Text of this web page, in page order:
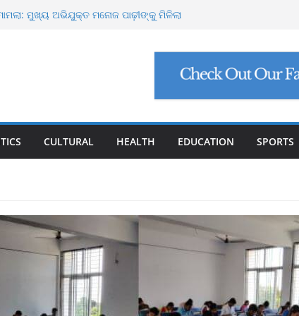
ମାଗିଲେ ଉନ୍ନୟନ କମିଶନର, ସଚିବଙ୍କୁ କଠୋର
ଠକେଇ, ମୁଖ୍ୟ ପ୍ରଶାସକଙ୍କ ଦସ୍ତଖତ ଜାଲ୍
ସୁପ୍ରିମକୋର୍ଟଙ୍କ ବଡ଼ ନିର୍ଦ୍ଦେଶ
୮ ଗ୍ରାମ ସୁନା-ଶାଢ଼ୀ, ଏଆଇ ପ୍ରଶିକ୍ଷଣ ପାଇଁ ୫
CULTURAL HEALTH EDUCATION SPORTS